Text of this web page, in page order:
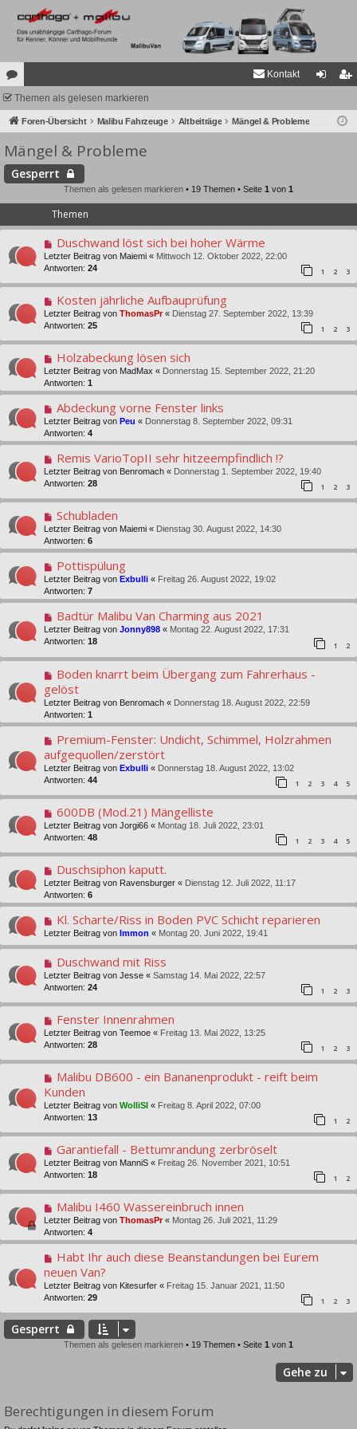
or
en
Kontakt
ist
Themen als gelesen markieren
Foren-Übersicht Malibu Fahrzeuge Altbeiträge Mängel & Probleme
Mängel & Probleme
Gesperrt
Themen als gelesen markieren • 19 Themen • Seite 1 von 1
Themen
Duschwand löst sich bei hoher Wärme
Letzter Beitrag von Maiemi « Mittwoch 12. Oktober 2022, 22:00
Antworten: 24 1 2 3
Kosten jährliche Aufbauprüfung
Letzter Beitrag von ThomasPr« Dienstag 27. September 2022, 13:39
Antworten: 25 1 2 3
Holzabeckung lösen sich
Letzter Beitrag von MadMax « Donnerstag 15. September 2022, 21:20
Antworten: 1
Abdeckung vorne Fenster links
Letzter Beitrag von Peu « Donnerstag 8. September 2022, 09:31
Antworten: 4
Remis VarioTopII sehr hitzeempfindlich !?
Letzter Beitrag von Benromach « Donnerstag 1. September 2022, 19:40
Antworten: 28 1 2 3
Schubladen
Letzter Beitrag von Maiemi « Dienstag 30. August 2022, 14:30
Antworten: 6
Pottispülung
Letzter Beitrag von Exbulli « Freitag 26. August 2022, 19:02
Antworten: 7
Badtür Malibu Van Charming aus 2021
Letzter Beitrag von Jonny898 « Montag 22. August 2022, 17:31
Antworten: 18 1 2
Boden knarrt beim Übergang zum Fahrerhaus -
gelöst
Letzter Beitrag von Benromach « Donnerstag 18. August 2022, 22:59
Antworten: 1
Premium-Fenster: Undicht, Schimmel, Holzrahmen
aufgequollen/zerstört
Letzter Beitrag von Exbulli « Donnerstag 18. August 2022, 13:02
Antworten: 44 1 2 3 4 5
600DB (Mod.21) Mängelliste
Letzter Beitrag von Jorgi66 « Montag 18. Juli 2022, 23:01
Antworten: 48 1 2 3 4 5
Duschsiphon kaputt.
Letzter Beitrag von Ravensburger « Dienstag 12. Juli 2022, 11:17
Antworten: 6
Kl. Scharte/Riss in Boden PVC Schicht reparieren
Letzter Beitrag von Immon « Montag 20. Juni 2022, 19:41
Duschwand mit Riss
Letzter Beitrag von Jesse « Samstag 14. Mai 2022, 22:57
Antworten: 24 1 2 3
Fenster Innenrahmen
Letzter Beitrag von Teemoe « Freitag 13. Mai 2022, 13:25
Antworten: 28 1 2 3
Malibu DB600 - ein Bananenprodukt - reift beim
Kunden
Letzter Beitrag von WolliSI « Freitag 8. April 2022, 07:00
Antworten: 13 1 2
Garantiefall - Bettumrandung zerbröselt
Letzter Beitrag von ManniS « Freitag 26. November 2021, 10:51
Antworten: 18 1 2
Malibu I460 Wassereinbruch innen
Letzter Beitrag von ThomasPr« Montag 26. Juli 2021, 11:29
Antworten: 4
Habt Ihr auch diese Beanstandungen bei Eurem
neuen Van?
Letzter Beitrag von Kitesurfer « Freitag 15. Januar 2021, 11:50
Antworten: 29 1 2 3
Gesperrt
Themen als gelesen markieren • 19 Themen • Seite 1 von 1
Gehe zu
Berechtigungen in diesem Forum